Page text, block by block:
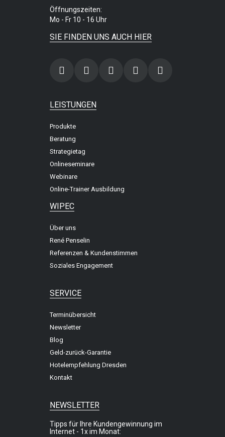
Öffnungszeiten:
Mo - Fr 10 - 16 Uhr
SIE FINDEN UNS AUCH HIER
LEISTUNGEN
Produkte
Beratung
Strategietag
Onlineseminare
Webinare
Online-Trainer Ausbildung
WIPEC
Über uns
René Penselin
Referenzen & Kundenstimmen
Soziales Engagement
SERVICE
Terminübersicht
Newsletter
Blog
Geld-zurück-Garantie
Hotelempfehlung Dresden
Kontakt
NEWSLETTER
Tipps für Ihre Kundengewinnung im
Internet - 1x im Monat: